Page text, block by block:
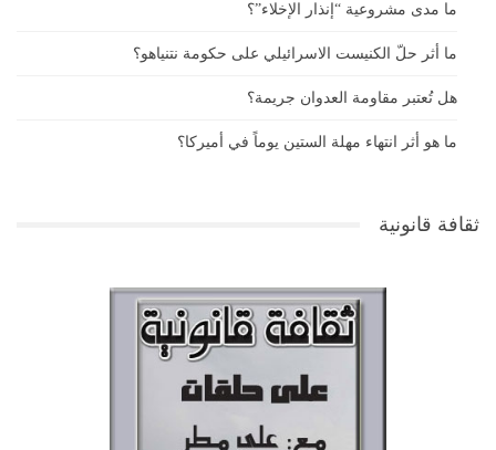
ما مدى مشروعية “إنذار الإخلاء”؟
ما أثر حلّ الكنيست الاسرائيلي على حكومة نتنياهو؟
هل تُعتبر مقاومة العدوان جريمة؟
ما هو أثر انتهاء مهلة الستين يوماً في أميركا؟
ثقافة قانونية